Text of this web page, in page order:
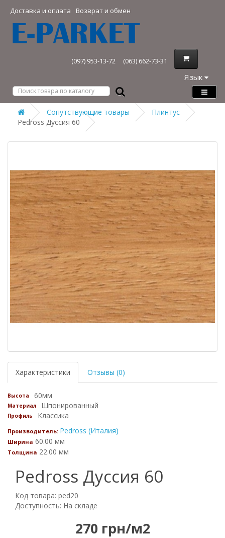
Доставка и оплата Возврат и обмен
(097) 953-13-72 (063) 662-73-31
Язык
Сопутствующие товары
Плинтус
Pedross Дуссия 60
Характеристики Отзывы (0)
Высота 60мм
Материал Шпонированный
Профиль Классика
Производитель: Pedross (Италия)
Ширина 60.00 мм
Толщина 22.00 мм
Pedross Дуссия 60
Код товара: ped20
Доступность: На складе
270 грн/м2